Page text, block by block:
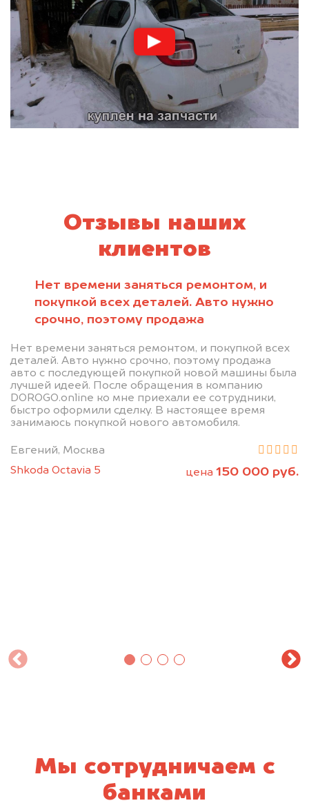
Отзывы наших
клиентов
Нет времени заняться ремонтом, и
покупкой всех деталей. Авто нужно
срочно, поэтому продажа
Нет времени заняться ремонтом, и покупкой всех
деталей. Авто нужно срочно, поэтому продажа
авто с последующей покупкой новой машины была
лучшей идеей. После обращения в компанию
DOROGO.online ко мне приехали ее сотрудники,
быстро оформили сделку. В настоящее время
занимаюсь покупкой нового автомобиля.
Евгений, Москва
Shkoda Octavia 5
цена 150 000 руб.
Мы сотрудничаем с
банками